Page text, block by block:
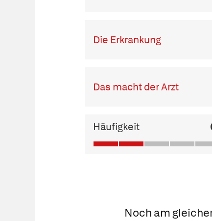
Die Erkrankung
Das macht der Arzt
Häufigkeit
Noch am